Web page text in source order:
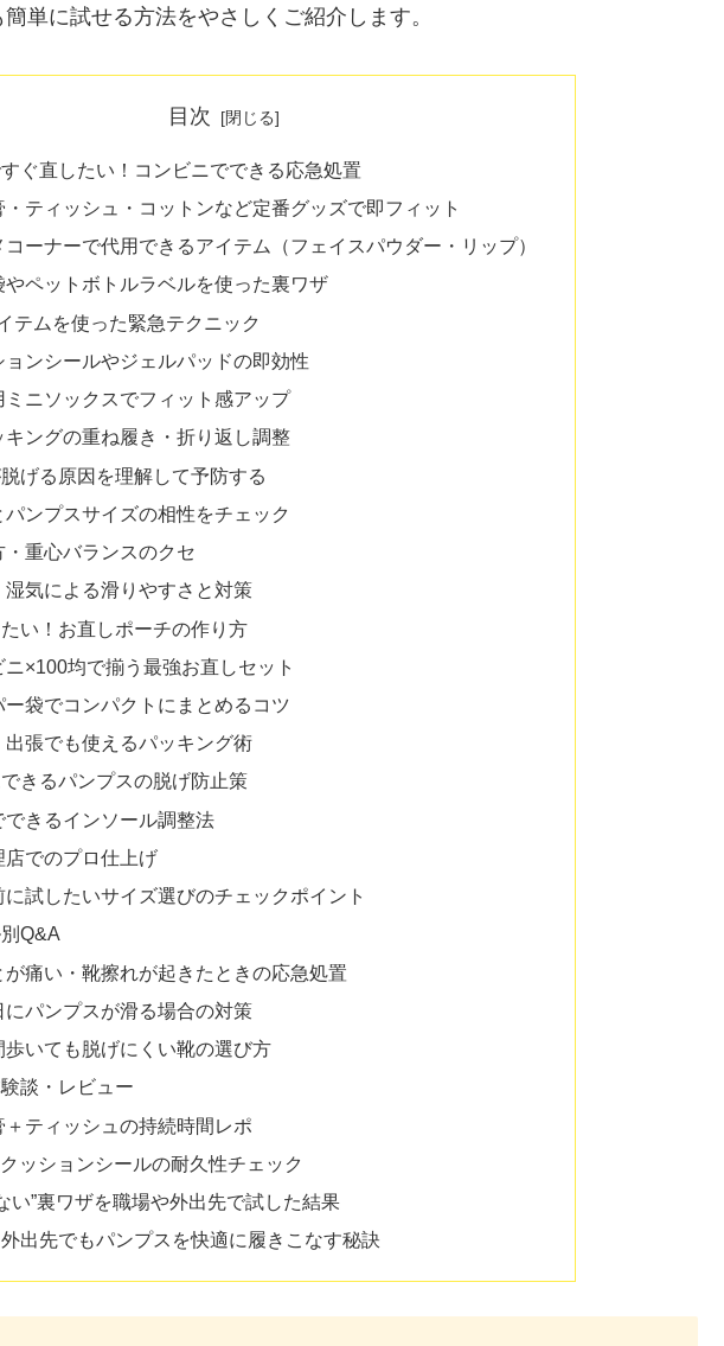
単に試せる方法をやさしくご紹介します。
目次
ぐ直したい！コンビニでできる応急処置
・ティッシュ・コットンなど定番グッズで即フィット
コーナーで代用できるアイテム（フェイスパウダー・リップ）
やペットボトルラベルを使った裏ワザ
テムを使った緊急テクニック
ョンシールやジェルパッドの即効性
ミニソックスでフィット感アップ
キングの重ね履き・折り返し調整
げる原因を理解して予防する
パンプスサイズの相性をチェック
・重心バランスのクセ
湿気による滑りやすさと対策
い！お直しポーチの作り方
ニ×100均で揃う最強お直しセット
ー袋でコンパクトにまとめるコツ
出張でも使えるパッキング術
きるパンプスの脱げ防止策
できるインソール調整法
店でのプロ仕上げ
に試したいサイズ選びのチェックポイント
Q&A
が痛い・靴擦れが起きたときの応急処置
にパンプスが滑る場合の対策
歩いても脱げにくい靴の選び方
談・レビュー
＋ティッシュの持続時間レポ
ッションシールの耐久性チェック
い”裏ワザを職場や外出先で試した結果
出先でもパンプスを快適に履きこなす秘訣